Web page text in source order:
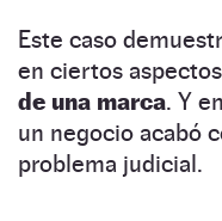
Este caso
en ciertos
de una marca. Y
un negocio acabó
problema judicial.